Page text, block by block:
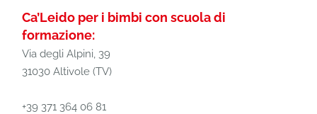
Ca’Leido per i bimbi con scuola di
formazione:
Via degli Alpini, 39
31030 Altivole (TV)
+39 371 364 06 81